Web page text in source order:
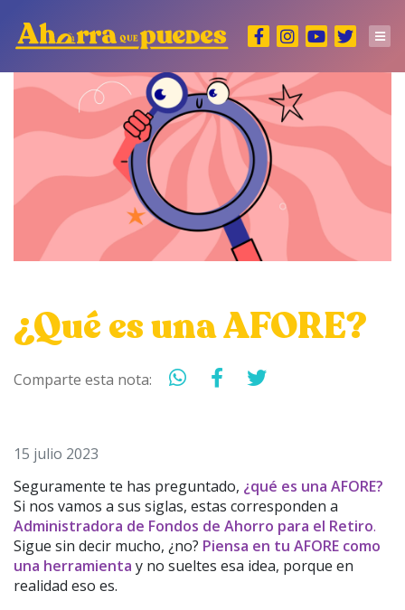
¿Qué es una AFORE?
Comparte esta nota:
15 julio 2023
Seguramente te has preguntado, ¿qué es una AFORE?
Si nos vamos a sus siglas, estas corresponden a
Administradora de Fondos de Ahorro para el Retiro.
Sigue sin decir mucho, ¿no? Piensa en tu AFORE como
una herramienta y no sueltes esa idea, porque en
realidad eso es.